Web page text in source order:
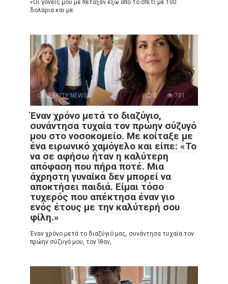
«Οι γονείς μου με πέταξαν έξω από το σπίτι με 100
δολάρια και με
CELEBRITY NEWS 0 701
Έναν χρόνο μετά το διαζύγιο,
συνάντησα τυχαία τον πρώην σύζυγό
μου στο νοσοκομείο. Με κοίταξε με
ένα ειρωνικό χαμόγελο και είπε: «Το
να σε αφήσω ήταν η καλύτερη
απόφαση που πήρα ποτέ. Μια
άχρηστη γυναίκα δεν μπορεί να
αποκτήσει παιδιά. Είμαι τόσο
τυχερός που απέκτησα έναν γιο
ενός έτους με την καλύτερή σου
φίλη.»
Έναν χρόνο μετά το διαζύγιό μας, συνάντησα τυχαία τον
πρώην σύζυγό μου, τον Ίθαν,